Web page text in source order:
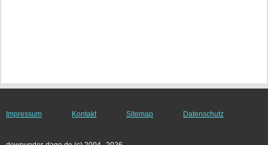
Impressum Kontakt Sitemap Datenschutz